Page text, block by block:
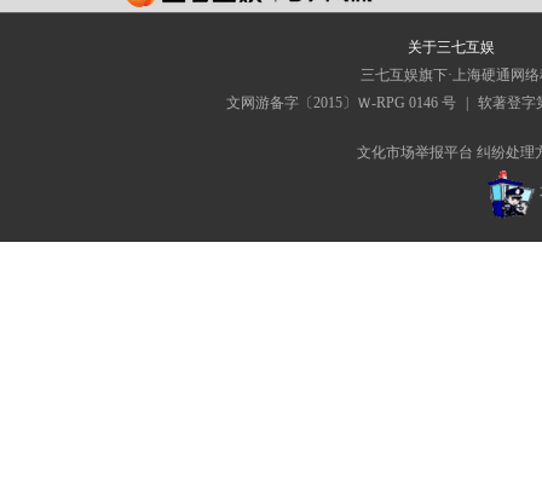
关于三七互娱
三七互娱旗下·上海硬通网
文网游备字〔2015〕Ｗ-RPG 0146 号
软著登字
文化市场举报平台 纠纷处理